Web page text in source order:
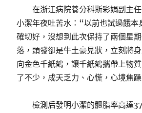
在浙江病院養分科斯彩娟副主
小潔年夜吐苦水：“以前也試過餓本
確切好，沒想到此次保持了兩個星
落，頭發卻是牛土豪見狀，立刻將
向金色千紙鶴，讓千紙鶴攜帶上物
了不少，成天乏力、心慌，心境焦
檢測后發明小潔的體脂率高達